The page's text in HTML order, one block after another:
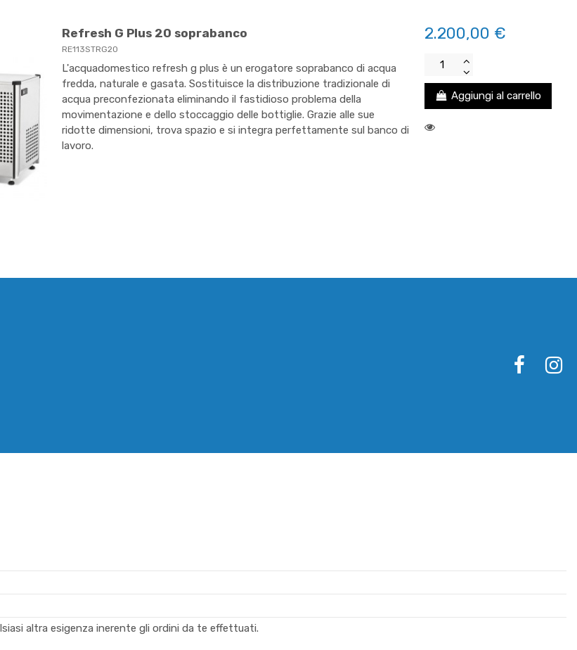
Refresh G Plus 20 soprabanco
RE113STRG20
L'acquadomestico refresh g plus è un erogatore soprabanco di acqua
fredda, naturale e gasata. Sostituisce la distribuzione tradizionale di
acqua preconfezionata eliminando il fastidioso problema della
movimentazione e dello stoccaggio delle bottiglie. Grazie alle sue
ridotte dimensioni, trova spazio e si integra perfettamente sul banco di
lavoro.
2.200,00 €
Aggiungi al carrello
altra esigenza inerente gli ordini da te effettuati.